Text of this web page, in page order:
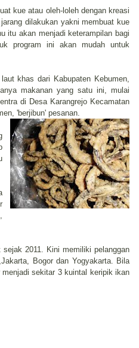
kue atau oleh-loleh dengan kreasi
dilakukan yakni membuat kue
itu akan menjadi keterampilan bagi
program ini akan mudah untuk
khas dari Kabupaten Kebumen,
makanan yang satu ini, mulai
di Desa Karangrejo Kecamatan
'berjibun' pesanan.
2011. Kini memiliki pelanggan
Bogor dan Yogyakarta. Bila
sekitar 3 kuintal keripik ikan